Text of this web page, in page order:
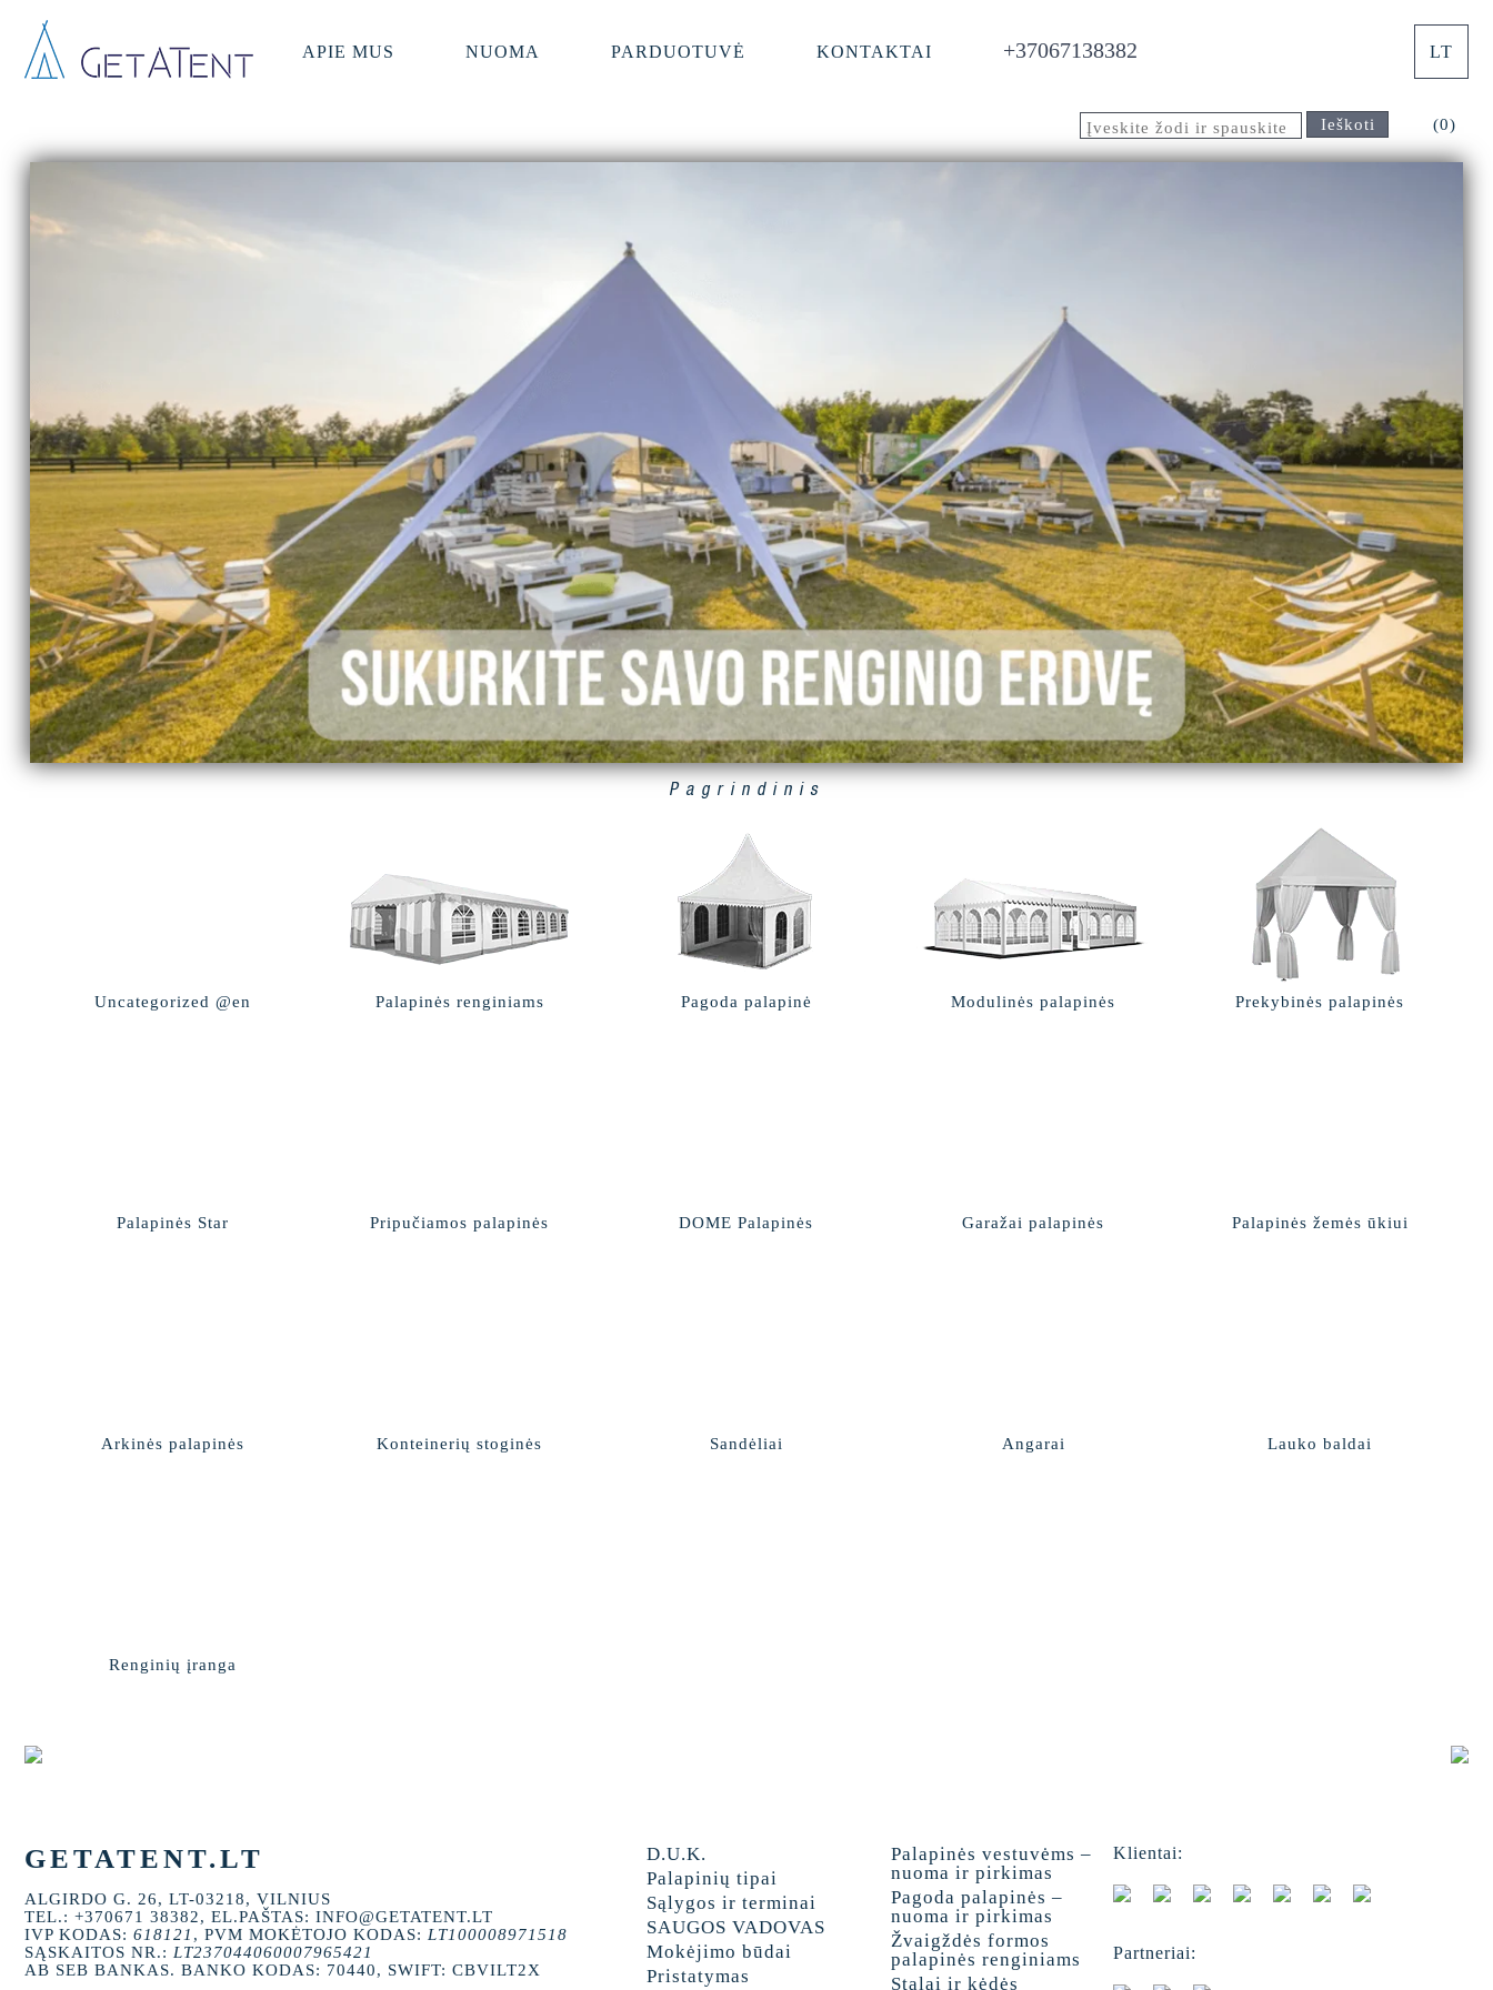
APIE MUS NUOMA PARDUOTUVĖ KONTAKTAI +37067138382 LT
Ieškoti (0)
3 4 5 6 7 8
Pagrindinis
Uncategorized @en Palapinės renginiams Pagoda palapinė Modulinės palapinės Prekybinės palapinės
Palapinės Star Pripučiamos palapinės DOME Palapinės Garažai palapinės Palapinės žemės ūkiui
Arkinės palapinės Konteinerių stoginės Sandėliai Angarai Lauko baldai
Renginių įranga
GETATENT.LT
ALGIRDO G. 26, LT-03218, VILNIUS
TEL.: +370671 38382, EL.PAŠTAS: INFO@GETATENT.LT
IVP KODAS: 618121 , PVM MOKĖTOJO KODAS: LT100008971518
SĄSKAITOS NR.: LT237044060007965421
AB SEB BANKAS. BANKO KODAS: 70440, SWIFT: CBVILT2X
D.U.K.
Palapinių tipai
Sąlygos ir terminai
SAUGOS VADOVAS
Mokėjimo būdai
Pristatymas
Palapinės vestuvėms –
nuoma ir pirkimas
Pagoda palapinės –
nuoma ir pirkimas
Žvaigždės formos
palapinės renginiams
Stalai ir kėdės
Klientai:
Partneriai: